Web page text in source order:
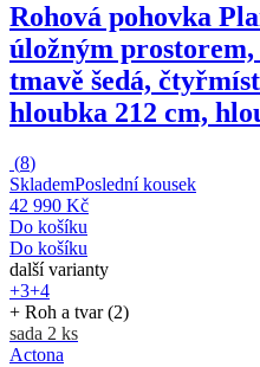
Rohová pohovka
úložným
tmavě šedá,
hloubka 212 cm,
(8)
SklademPoslední kousek
42 990 Kč
Do košíku
Do košíku
další varianty
+3+4
+ Roh a tvar (2)
sada 2 ks
Actona